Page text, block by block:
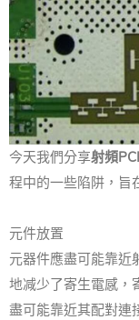
今天我們分享射頻
程中的一些陷阱，旨
元件放置
元器件應盡可能靠近
地减少了寄生電感，
盡可能靠近其配對連